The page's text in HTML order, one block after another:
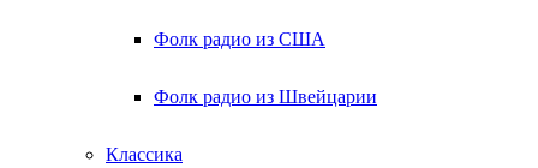
Фолк радио из США
Фолк радио из Швейцарии
Классика